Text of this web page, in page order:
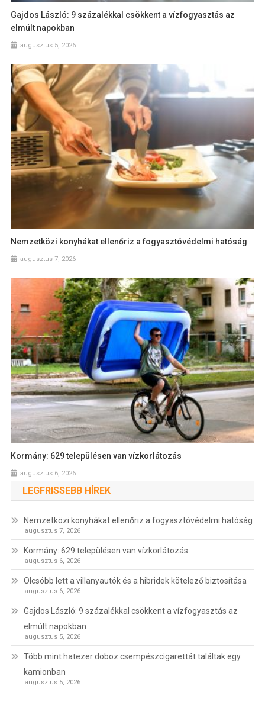
Gajdos László: 9 százalékkal csökkent a vízfogyasztás az
elmúlt napokban
augusztus 5, 2026
Nemzetközi konyhákat ellenőriz a fogyasztóvédelmi hatóság
augusztus 7, 2026
Kormány: 629 településen van vízkorlátozás
augusztus 6, 2026
LEGFRISSEBB HÍREK
Nemzetközi konyhákat ellenőriz a fogyasztóvédelmi hatóság
augusztus 7, 2026
Kormány: 629 településen van vízkorlátozás
augusztus 6, 2026
Olcsóbb lett a villanyautók és a hibridek kötelező biztosítása
augusztus 6, 2026
Gajdos László: 9 százalékkal csökkent a vízfogyasztás az
elmúlt napokban
augusztus 5, 2026
Több mint hatezer doboz csempészcigarettát találtak egy
kamionban
augusztus 5, 2026